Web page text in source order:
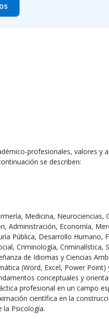
profesionales, valores y
se describen:
Medicina, Neurociencias,
Administración, Economía,
Pública, Desarrollo Humano,
Criminología, Criminalística,
de Idiomas y Ciencias
(Word, Excel, Power Point)
conceptuales y
profesional en un campo
científica en la
la Psicología.